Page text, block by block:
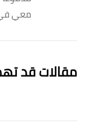
معي
مقالات قد